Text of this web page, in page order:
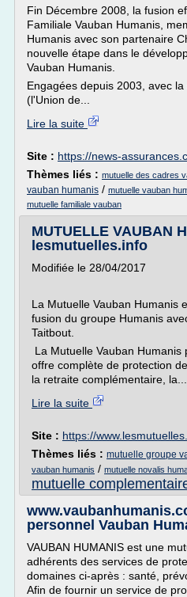
Fin Décembre 2008, la fusion
Familiale Vauban Humanis,
Humanis avec son partenaire
nouvelle étape dans le
Vauban Humanis.
Engagées depuis 2003, avec
(l'Union de...
Lire la suite
Site : https://news-
Thèmes liés : mutuelle des cadres
vauban humanis / mutuelle vauban
mutuelle familiale vauban
MUTUELLE VAUBAN
lesmutuelles.info
Modifiée le 28/04/2017
La Mutuelle Vauban Humanis
fusion du groupe Humanis
Taitbout.
La Mutuelle Vauban
offre complète de protection
la retraite complémentaire, la...
Lire la suite
Site : https://
Thèmes liés : mutuelle groupe
vauban humanis / mutuelle novalis
mutuelle
personnel Vauban
VAUBAN HUMANIS est une
adhérents des services de
domaines ci-après : santé,
Afin de fournir un service de